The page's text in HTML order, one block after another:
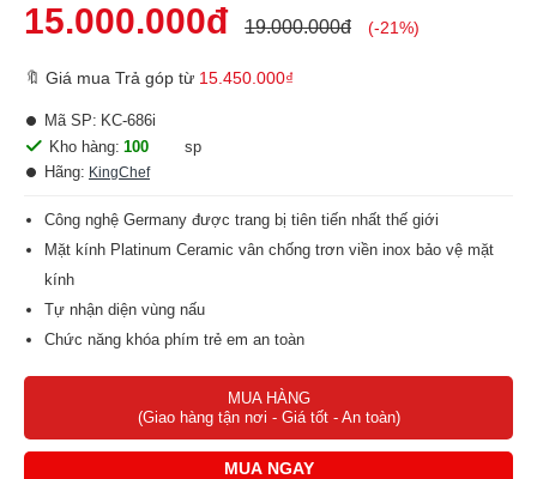
15.000.000đ 19.000.000đ (-21%)
🔖 Giá mua Trả góp từ 15.450.000₫
Kho hàng: 100
sp
Hãng: KingChef
Mã SP: KC-686i
Công nghệ Germany được trang bị tiên tiến nhất thế giới
Mặt kính Platinum Ceramic vân chống trơn viền inox bảo vệ mặt
kính
Tự nhận diện vùng nấu
Chức năng khóa phím trẻ em an toàn
Chức năng hẹn giờ thông minh, riêng biệt cho từng vùng nấu
Chức năng tạm dừng khi đun nấu Pause
Hệ thống an toàn bảo vệ bếp khi quá nhiệt, quá áp
MUA HÀNG
(Giao hàng tận nơi - Giá tốt - An toàn)
MUA NGAY